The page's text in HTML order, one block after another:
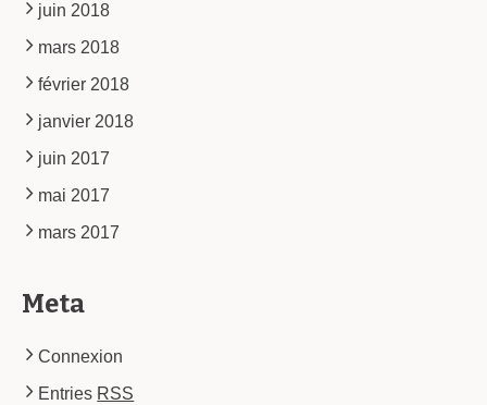
juin 2018
mars 2018
février 2018
janvier 2018
juin 2017
mai 2017
mars 2017
Meta
Connexion
Entries RSS